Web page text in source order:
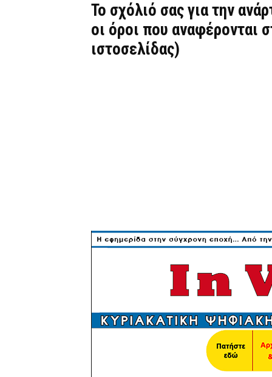
Το σχόλιό σας για την
οι όροι που αναφέρονται
ιστοσελίδας)